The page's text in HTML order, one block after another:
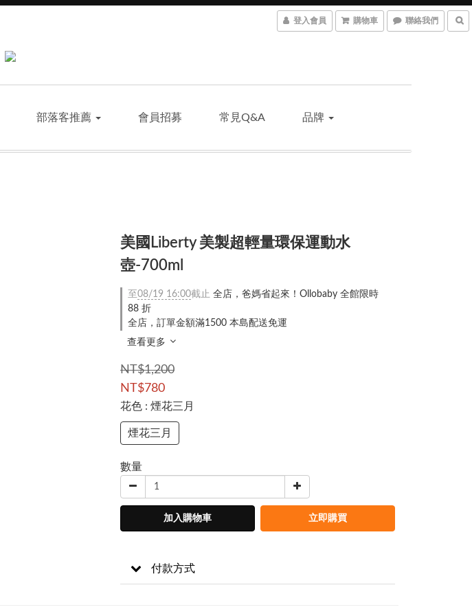
登入會員 購物車 聯絡我們
部落客推薦 會員招募 常見Q&A 品牌
美國Liberty 美製超輕量環保運動水
壺-700ml
至08/19 16:00截止 全店，爸媽省起來！Ollobaby 全館限時
88 折
全店，訂單金額滿1500 本島配送免運
查看更多
NT$1,200
NT$780
花色 : 煙花三月
煙花三月
數量
加入購物車 立即購買
付款方式